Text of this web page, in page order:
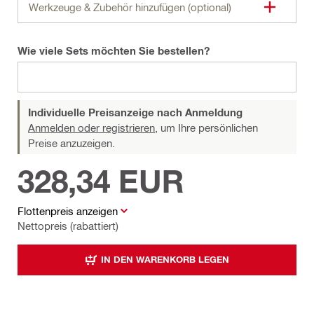
Werkzeuge & Zubehör hinzufügen (optional)
Wie viele Sets möchten Sie bestellen?
Individuelle Preisanzeige nach Anmeldung
Anmelden oder registrieren, um Ihre persönlichen
Preise anzuzeigen.
Flottenpreis anzeigen
Nettopreis (rabattiert)
328,34 EUR
IN DEN WARENKORB LEGEN